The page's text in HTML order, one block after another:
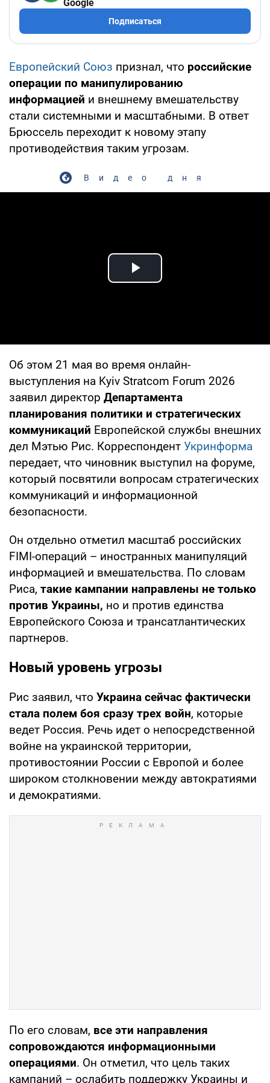
Google
Подписаться
Европейский Союз признал, что российские
операции по манипулированию
информацией и внешнему вмешательству
стали системными и масштабными. В ответ
Брюссель переходит к новому этапу
противодействия таким угрозам.
Видео дня
Play Video
Об этом 21 мая во время онлайн-
выступления на Kyiv Stratcom Forum 2026
заявил директор Департамента
планирования политики и стратегических
коммуникаций Европейской службы внешних
дел Мэтью Рис. Корреспондент Укринформа
передает, что чиновник выступил на форуме,
который посвятили вопросам стратегических
коммуникаций и информационной
безопасности.
Он отдельно отметил масштаб российских
FIMI-операций – иностранных манипуляций
информацией и вмешательства. По словам
Риса, такие кампании направлены не только
против Украины, но и против единства
Европейского Союза и трансатлантических
партнеров.
Новый уровень угрозы
Рис заявил, что Украина сейчас фактически
стала полем боя сразу трех войн, которые
ведет Россия. Речь идет о непосредственной
войне на украинской территории,
противостоянии России с Европой и более
широком столкновении между автократиями
и демократиями.
По его словам, все эти направления
сопровождаются информационными
операциями. Он отметил, что цель таких
кампаний – ослабить поддержку Украины и